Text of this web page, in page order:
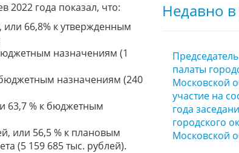
2022 года показал, что:
66,8% к утвержденным
назначениям (1
назначениям (240
63,7 % к бюджетным
или 56,5 % к плановым
(5 159 685 тыс. рублей).
Недавно
палаты
Московской
участие на
года
городского
Московской